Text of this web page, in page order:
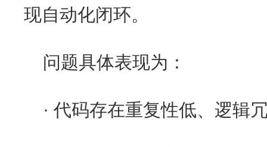
现自动化闭环。
问题具体表现为：
· 代码存在重复性低、逻辑